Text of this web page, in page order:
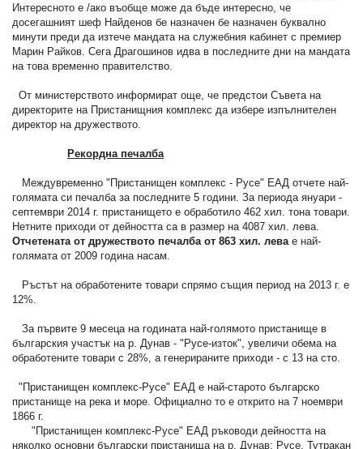
Интересното е /ако въобще може да бъде интересно, че
досегашният шеф Найденов бе назначен бе назначен буквално
минути преди да изтече мандата на служебния кабинет с премиер
Марин Райков. Сега Драгошинов идва в последните дни на мандата
на това временно правителство.
От министерството информират още, че предстои Съвета на
директорите на Пристанищния комплекс да избере изпълнителен
директор на дружеството.
Рекордна печалба
Междувременно "Пристанищен комплекс - Русе" ЕАД отчете най-
голямата си печалба за последните 5 години. За периода януари -
септември 2014 г. пристанището е обработило 462 хил. тона товари.
Нетните приходи от дейността са в размер на 4087 хил. лева.
Отчетената от дружеството печалба от 863 хил. лева е най-
голямата от 2009 година насам.
Ръстът на обработените товари спрямо същия период на 2013 г. е
12%.
За първите 9 месеца на годината най-голямото пристанище в
българския участък на р. Дунав - "Русе-изток", увеличи обема на
обработените товари с 28%, а генерираните приходи - с 13 на сто.
"Пристанищен комплекс-Русе" ЕАД е най-старото българско
пристанище на река и море. Официално то е открито на 7 ноември
1866 г.
"Пристанищен комплекс-Русе" ЕАД ръководи дейността на
няколко основни български пристанища на р. Дунав: Русе, Тутракан